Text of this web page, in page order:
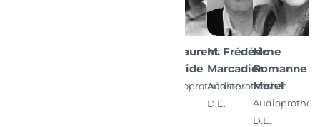
M. Laurent
Bastide
Audioprothésiste
M. Frédéric
Marcadier
Audioprothésiste
D.E.
Mme
Romanne
Morel
D.E.